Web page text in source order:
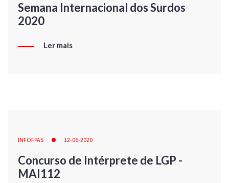
Semana Internacional dos Surdos
2020
Ler mais
INFOFPAS 12-06-2020
Concurso de Intérprete de LGP -
MAI112